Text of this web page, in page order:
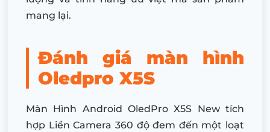
mang lại.
Đánh giá màn hình
Oledpro X5S
Màn Hình Android OledPro X5S New tích
hợp Liền Camera 360 độ đem đến một loạt